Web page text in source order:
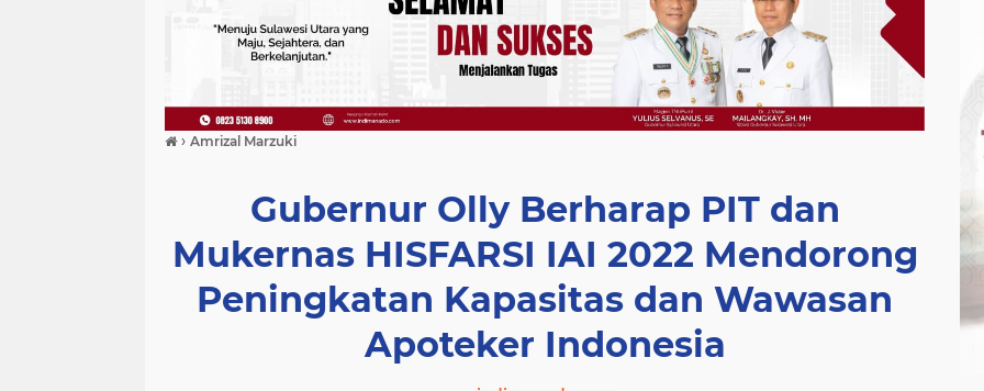
› Amrizal Marzuki
Gubernur Olly Berharap PIT dan
Mukernas HISFARSI IAI 2022 Mendorong
Peningkatan Kapasitas dan Wawasan
Apoteker Indonesia